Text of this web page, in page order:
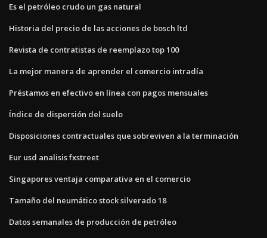
Es el petróleo crudo un gas natural
Historia del precio de las acciones de bosch ltd
Revista de contratistas de reemplazo top 100
La mejor manera de aprender el comercio intradía
Préstamos en efectivo en línea con pagos mensuales
Índice de dispersión del suelo
Disposiciones contractuales que sobreviven a la terminación
Eur usd analisis fxstreet
Singapores ventaja comparativa en el comercio
Tamaño del neumático stock silverado 18
Datos semanales de producción de petróleo